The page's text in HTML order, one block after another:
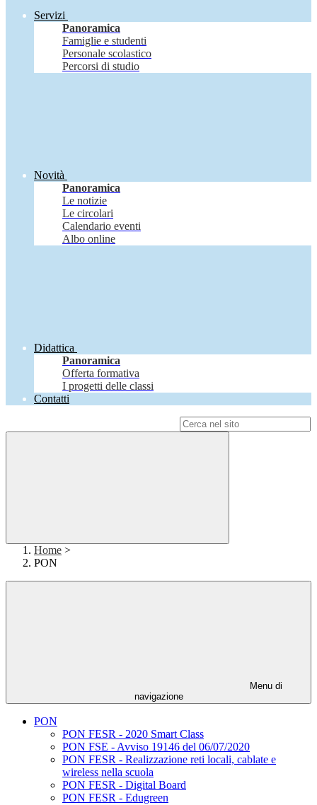
Servizi
Panoramica
Famiglie e studenti
Personale scolastico
Percorsi di studio
Novità
Panoramica
Le notizie
Le circolari
Calendario eventi
Albo online
Didattica
Panoramica
Offerta formativa
I progetti delle classi
Contatti
Home >
PON
Menu di
navigazione
PON
PON FESR - 2020 Smart Class
PON FSE - Avviso 19146 del 06/07/2020
PON FESR - Realizzazione reti locali, cablate e
wireless nella scuola
PON FESR - Digital Board
PON FESR - Edugreen